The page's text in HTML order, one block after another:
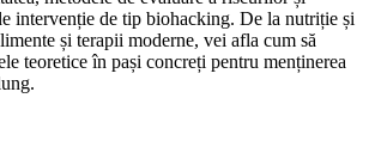
intervenție de tip biohacking. De la nutriție și
și terapii moderne, vei afla cum să
teoretice în pași concreți pentru menținerea